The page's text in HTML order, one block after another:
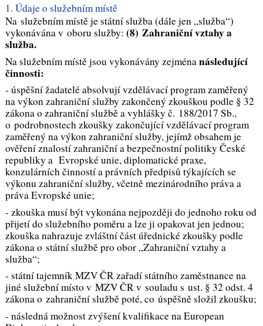
1. Údaje o služebním místě
Na služebním místě je státní služba (dále jen „služba“)
vykonávána v oboru služby: (8) Zahraniční vztahy a
služba.
Na služebním místě jsou vykonávány zejménanásledující
činnosti:
- úspěšní žadatelé absolvují vzdělávací program zaměřený
na výkon zahraniční služby zakončený zkouškou podle § 32
zákona o zahraniční službě a vyhlášky č. 188/2017 Sb.,
o podrobnostech zkoušky zakončující vzdělávací program
zaměřený na výkon zahraniční služby, jejímž obsahem je
ověření znalostí zahraniční a bezpečnostní politiky České
republiky a Evropské unie, diplomatické praxe,
konzulárních činností a právních předpisů týkajících se
výkonu zahraniční služby, včetně mezinárodního práva a
práva Evropské unie;
- zkouška musí být vykonána nejpozději do jednoho roku od
přijetí do služebního poměru a lze ji opakovat jen jednou;
zkouška nahrazuje zvláštní část úřednické zkoušky podle
zákona o státní službě pro obor „Zahraniční vztahy a
služba“;
- státní tajemník MZV ČR zařadí státního zaměstnance na
jiné služební místo v MZV ČR v souladu s ust. § 32 odst. 4
zákona o zahraniční službě poté, co úspěšně složil zkoušku;
- následná možnost zvýšení kvalifikace na European